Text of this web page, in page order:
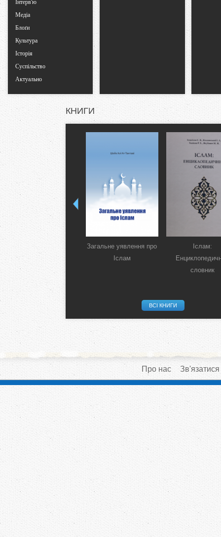
Інтерв'ю
Медіа
Блоґи
Культура
Історія
Суспільство
Актуально
КНИГИ
Загальне уявлення про
Іслам
Іслам:
словник
ВСІ КНИГИ
Про нас